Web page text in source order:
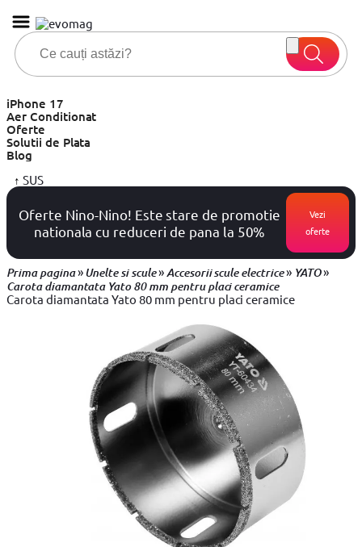
iPhone 17
Aer Conditionat
Oferte
Solutii de Plata
Blog
↑ SUS
Oferte Nino-Nino! Este stare de promotie
nationala cu reduceri de pana la 50%
Vezi
oferte
Prima pagina»Unelte si scule»Accesorii scule electrice» YATO»
Carota diamantata Yato 80 mm pentru placi ceramice
Carota diamantata Yato 80 mm pentru placi ceramice